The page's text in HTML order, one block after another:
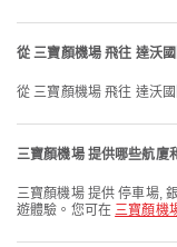
從 三寶顏機場 飛往 達沃
從 三寶顏機場 飛往 達沃
三寶顏機場 提供哪些航廈
三寶顏機場 提供 停車場, 銀行服務/ATM, 等候區 及其他多項設施，提升您的旅
遊體驗。您可在三寶顏機